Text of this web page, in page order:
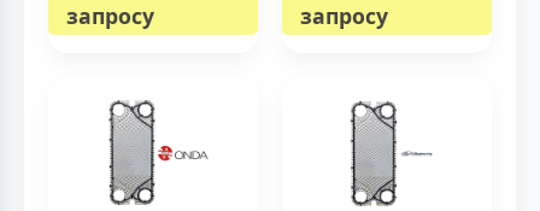
запросу
запросу